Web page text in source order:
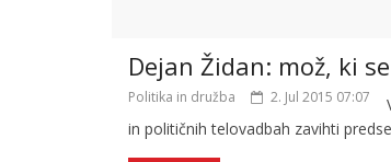
Dejan Židan: mož, ki
Politika in družba 2. Jul 2015 07:07
in političnih telovadbah zavihti